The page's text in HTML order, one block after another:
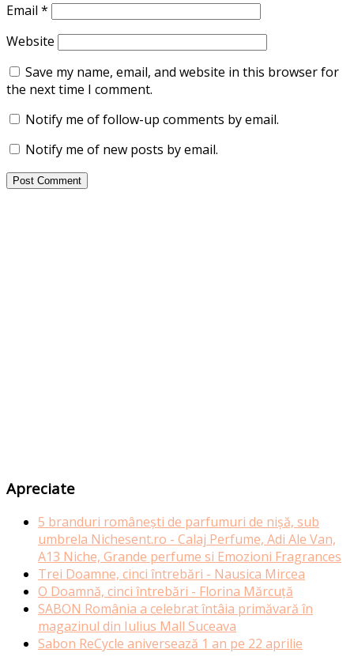
Email *
Website
Save my name, email, and website in this browser for
the next time I comment.
Notify me of follow-up comments by email.
Notify me of new posts by email.
Apreciate
5 branduri românești de parfumuri de nișă, sub
umbrela Nichesent.ro - Calaj Perfume, Adi Ale Van,
A13 Niche, Grande perfume si Emozioni Fragrances
Trei Doamne, cinci întrebări - Nausica Mircea
O Doamnă, cinci întrebări - Florina Mărcuță
SABON România a celebrat întâia primăvară în
magazinul din Iulius Mall Suceava
Sabon ReCycle aniversează 1 an pe 22 aprilie